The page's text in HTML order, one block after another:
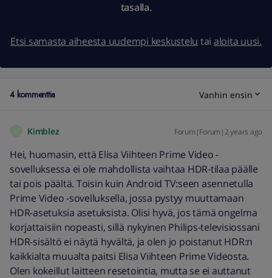
tasalla.
Etsi samasta aiheesta uudempi keskustelu tai aloita uusi.
4 kommenttia Vanhin ensin
Kimblez Forum|Forum|2 years ago
Hei, huomasin, että Elisa Viihteen Prime Video -
sovelluksessa ei ole mahdollista vaihtaa HDR-tilaa päälle
tai pois päältä. Toisin kuin Android TV:seen asennetulla
Prime Video -sovelluksella, jossa pystyy muuttamaan
HDR-asetuksia asetuksista. Olisi hyvä, jos tämä ongelma
korjattaisiin nopeasti, sillä nykyinen Philips-televisiossani
HDR-sisältö ei näytä hyvältä, ja olen jo poistanut HDR:n
kaikkialta muualta paitsi Elisa Viihteen Prime Videosta.
Olen kokeillut laitteen resetointia, mutta se ei auttanut